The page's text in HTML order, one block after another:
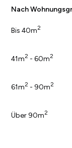
Nach
Bis 40m2
41m2 - 60m2
61m2 - 90m2
Über 90m2